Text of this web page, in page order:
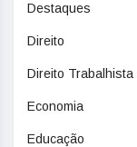
Destaques
Direito
Direito Trabalhista
Economia
Educação